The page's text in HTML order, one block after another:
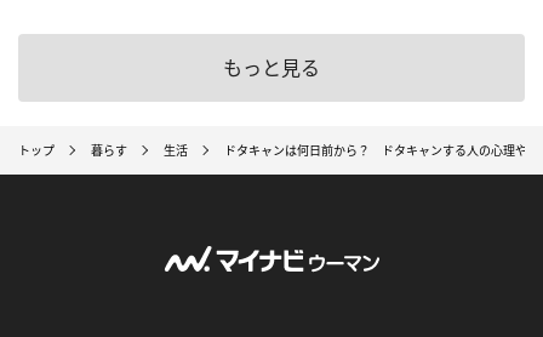
もっと見る
トップ 暮らす 生活 ドタキャンは何日前から？ ドタキャンする人の心理や特